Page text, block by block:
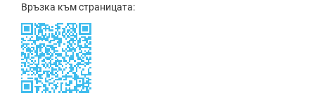
Връзка към страницата: